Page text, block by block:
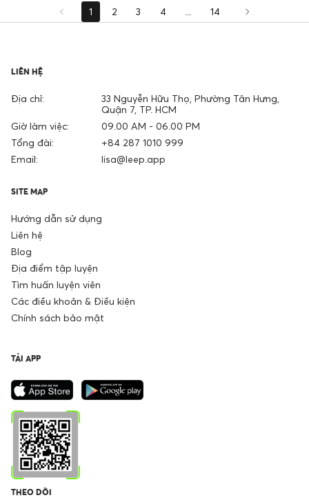
1 2 3 4 14
LIÊN HỆ
Địa chỉ:
33 Nguyễn Hữu Thọ, Phường Tân Hưng,
Quận 7, TP. HCM
Giờ làm việc:
09.00 AM - 06.00 PM
Tổng đài:
+84 287 1010 999
Email:
lisa@leep.app
SITE MAP
Hướng dẫn sử dụng
Liên hệ
Blog
Địa điểm tập luyện
Tìm huấn luyện viên
Các điều khoản & Điều kiện
Chính sách bảo mật
TẢI APP
THEO DÕI